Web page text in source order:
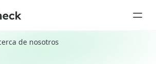
de nosotros